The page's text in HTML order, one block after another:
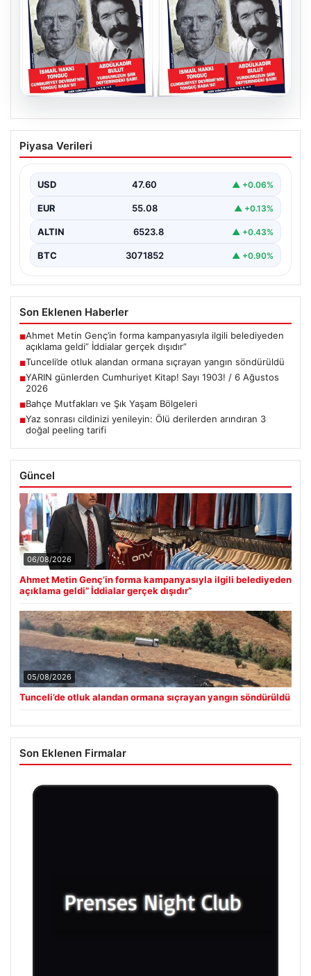
05.08.2026
YARIN günlerden Cumhuriyet Kitap!
Sayı 1903! / 6 Ağustos 2026
Piyasa Verileri
USD 47.60 ▲ +0.06%
EUR 55.08 ▲ +0.13%
ALTIN 6523.8 ▲ +0.43%
BTC 3071852 ▲ +0.90%
Son Eklenen Haberler
■Ahmet Metin Genç’in forma kampanyasıyla ilgili belediyeden
açıklama geldi” İddialar gerçek dışıdır”
■Tunceli’de otluk alandan ormana sıçrayan yangın söndürüldü
■YARIN günlerden Cumhuriyet Kitap! Sayı 1903! / 6 Ağustos
2026
■Bahçe Mutfakları ve Şık Yaşam Bölgeleri
■Yaz sonrası cildinizi yenileyin: Ölü derilerden arındıran 3
doğal peeling tarifi
Güncel
06/08/2026
Ahmet Metin Genç’in forma kampanyasıyla ilgili belediyeden
açıklama geldi” İddialar gerçek dışıdır”
05/08/2026
Tunceli’de otluk alandan ormana sıçrayan yangın söndürüldü
Son Eklenen Firmalar